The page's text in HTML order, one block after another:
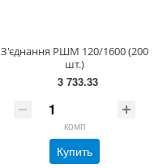
З'єднання РШМ 120/1600 (200
шт.)
3 733.33
комп
Купить